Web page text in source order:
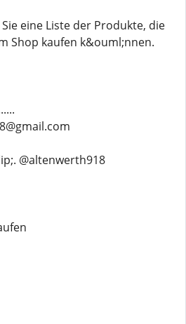
eine Liste der Produkte, die
Shop kaufen k&ouml;nnen.
@altenwerth918